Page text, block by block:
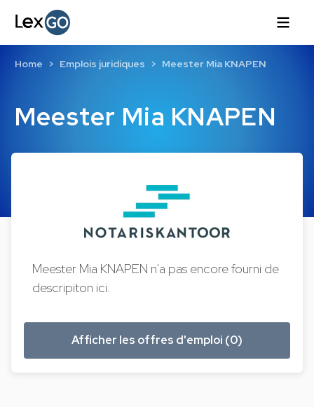
Meester Mia KNAPEN
Home Emplois juridiques Meester Mia KNAPEN
Meester Mia KNAPEN n'a pas encore fourni de
descripiton ici.
Afficher les offres d'emploi (0)